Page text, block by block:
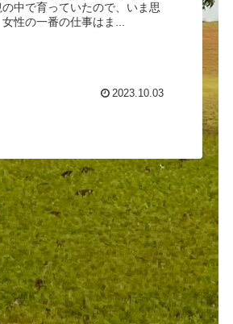
中で育っていたので、いま思
性の一番の仕事はま...
2023.10.03